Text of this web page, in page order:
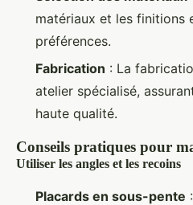
matériaux et les finitions
préférences.
Fabrication : La
atelier spécialisé,
haute qualité.
Conseils pratiques pour
Utiliser les angles et les recoins
Placards en sous-pente